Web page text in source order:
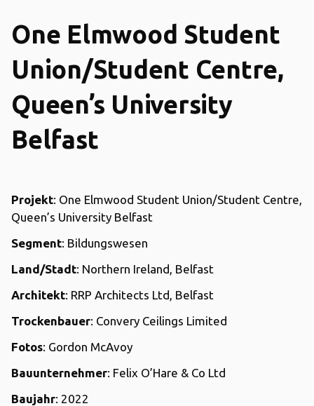
One Elmwood Student
Union/Student Centre,
Queen’s University
Belfast
Projekt: One Elmwood Student Union/Student Centre,
Queen’s University Belfast
Segment: Bildungswesen
Land/Stadt: Northern Ireland, Belfast
Architekt: RRP Architects Ltd, Belfast
Trockenbauer: Convery Ceilings Limited
Fotos: Gordon McAvoy
Bauunternehmer: Felix O’Hare & Co Ltd
Baujahr: 2022